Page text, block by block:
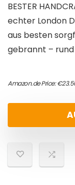
BESTER
echter London
aus besten
gebrannt –
Amazon.de Price:€